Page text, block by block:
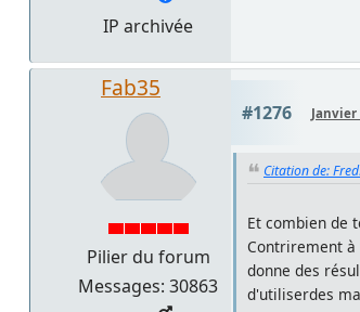
IP archivée
Fab35
Pilier du forum
Messages: 30863
#1276 Janvier
Citation de:
Et combien de
Contrirement à
donne des
d'utiliserdes